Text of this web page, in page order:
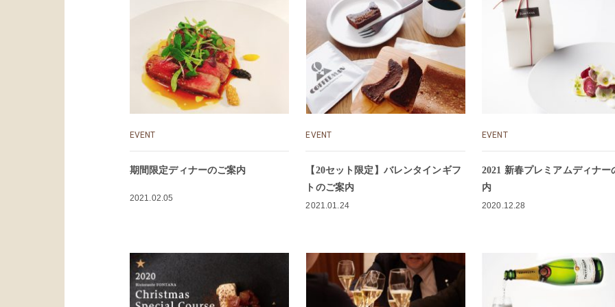
EVENT
期間限定ディナーのご案内
2021.02.05
EVENT
【20セット限定】バレンタインギフ
トのご案内
2021.01.24
EVENT
2021 新春プレミアムディナー
内
2020.12.28